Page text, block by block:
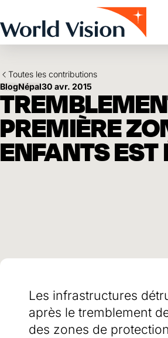
Toutes les contributions
BlogNépal30 avr. 2015
PREMIÈRE
ENFANTS EST
Les infrastructures
après le tremblement
des zones de